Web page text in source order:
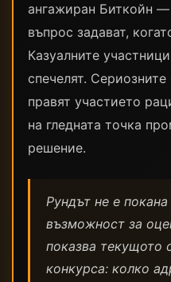
ангажиран Биткойн —
въпрос задават,
Казуалните
спечелят.
правят участието
на гледната точка
решение.
Рундът не е
възможност за
показва текущото
конкурса: колко